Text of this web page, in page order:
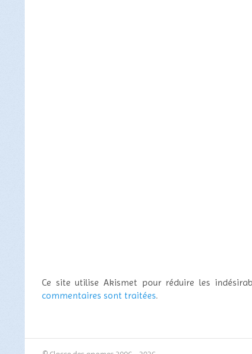
Ce site utilise Akismet pour réduire les
commentaires sont traitées.